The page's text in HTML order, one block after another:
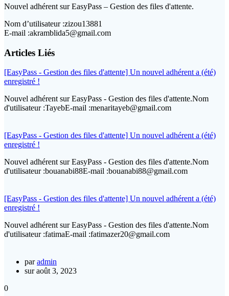
Nouvel adhérent sur EasyPass – Gestion des files d'attente.
Nom d’utilisateur :zizou13881
E-mail :akramblida5@gmail.com
Articles Liés
[EasyPass - Gestion des files d'attente] Un nouvel adhérent a (été)
enregistré !
Nouvel adhérent sur EasyPass - Gestion des files d'attente.Nom
d'utilisateur :TayebE-mail :menaritayeb@gmail.com
[EasyPass - Gestion des files d'attente] Un nouvel adhérent a (été)
enregistré !
Nouvel adhérent sur EasyPass - Gestion des files d'attente.Nom
d'utilisateur :bouanabi88E-mail :bouanabi88@gmail.com
[EasyPass - Gestion des files d'attente] Un nouvel adhérent a (été)
enregistré !
Nouvel adhérent sur EasyPass - Gestion des files d'attente.Nom
d'utilisateur :fatimaE-mail :fatimazer20@gmail.com
paradmin
sur août 3, 2023
0